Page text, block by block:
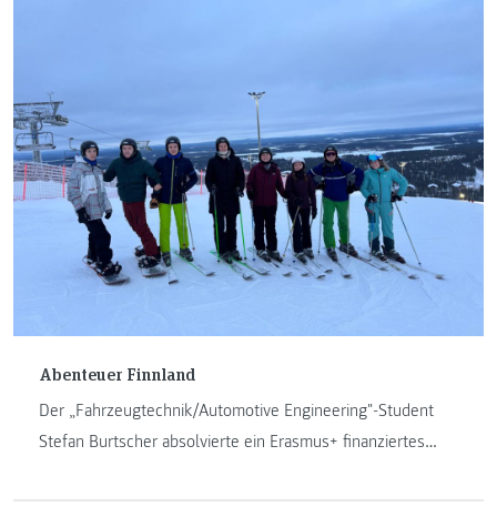
Abenteuer Finnland
Der „Fahrzeugtechnik/Automotive Engineering"-Student
Stefan Burtscher absolvierte ein Erasmus+ finanziertes